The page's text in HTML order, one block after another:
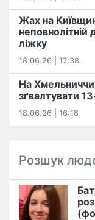
Жах на
неповнолітній
ліжку
18.06.26 | 17:38
На
зґвалтувати
18.06.26 | 16:18
Розшук